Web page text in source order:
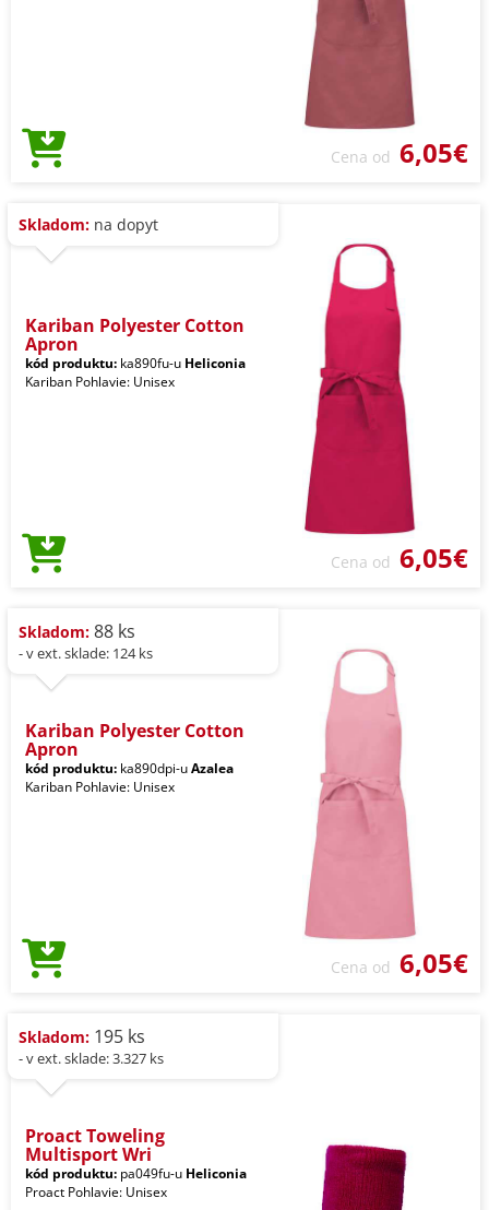
Cena od 6,05€
Skladom: na dopyt
Kariban Polyester Cotton
Apron
kód produktu: ka890fu-u Heliconia
Kariban Pohlavie: Unisex
Cena od 6,05€
Skladom: 88 ks
- v ext. sklade: 124 ks
Kariban Polyester Cotton
Apron
kód produktu: ka890dpi-uAzalea
Kariban Pohlavie: Unisex
Cena od 6,05€
Skladom: 195 ks
- v ext. sklade: 3.327 ks
Proact Toweling
Multisport Wri
kód produktu: pa049fu-u Heliconia
Proact Pohlavie: Unisex